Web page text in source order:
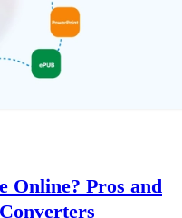
Online? Pros and